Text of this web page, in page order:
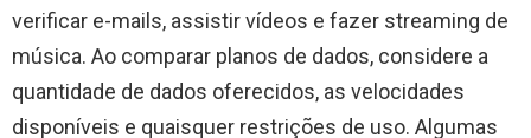
verificar e-mails, assistir vídeos e fazer streaming de
música. Ao comparar planos de dados, considere a
quantidade de dados oferecidos, as velocidades
disponíveis e quaisquer restrições de uso. Algumas